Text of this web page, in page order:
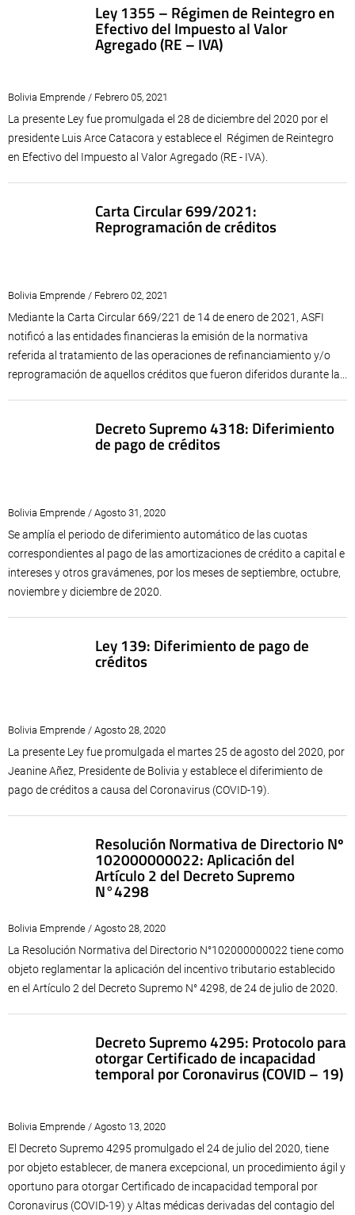
Ley 1355 – Régimen de Reintegro en
Efectivo del Impuesto al Valor
Agregado (RE – IVA)
Bolivia Emprende / Febrero 05, 2021
La presente Ley fue promulgada el 28 de diciembre del 2020 por el
presidente Luis Arce Catacora y establece el Régimen de Reintegro
en Efectivo del Impuesto al Valor Agregado (RE - IVA).
Carta Circular 699/2021:
Reprogramación de créditos
Bolivia Emprende / Febrero 02, 2021
Mediante la Carta Circular 669/221 de 14 de enero de 2021, ASFI
notificó a las entidades financieras la emisión de la normativa
referida al tratamiento de las operaciones de refinanciamiento y/o
reprogramación de aquellos créditos que fueron diferidos durante la...
Decreto Supremo 4318: Diferimiento
de pago de créditos
Bolivia Emprende / Agosto 31, 2020
Se amplía el periodo de diferimiento automático de las cuotas
correspondientes al pago de las amortizaciones de crédito a capital e
intereses y otros gravámenes, por los meses de septiembre, octubre,
noviembre y diciembre de 2020.
Ley 139: Diferimiento de pago de
créditos
Bolivia Emprende / Agosto 28, 2020
La presente Ley fue promulgada el martes 25 de agosto del 2020, por
Jeanine Añez, Presidente de Bolivia y establece el diferimiento de
pago de créditos a causa del Coronavirus (COVID-19).
Resolución Normativa de Directorio Nº
102000000022: Aplicación del
Artículo 2 del Decreto Supremo
N°4298
Bolivia Emprende / Agosto 28, 2020
La Resolución Normativa del Directorio N°102000000022 tiene como
objeto reglamentar la aplicación del incentivo tributario establecido
en el Artículo 2 del Decreto Supremo N° 4298, de 24 de julio de 2020.
Decreto Supremo 4295: Protocolo para
otorgar Certificado de incapacidad
temporal por Coronavirus (COVID – 19)
Bolivia Emprende / Agosto 13, 2020
El Decreto Supremo 4295 promulgado el 24 de julio del 2020, tiene
por objeto establecer, de manera excepcional, un procedimiento ágil y
oportuno para otorgar Certificado de incapacidad temporal por
Coronavirus (COVID-19) y Altas médicas derivadas del contagio del